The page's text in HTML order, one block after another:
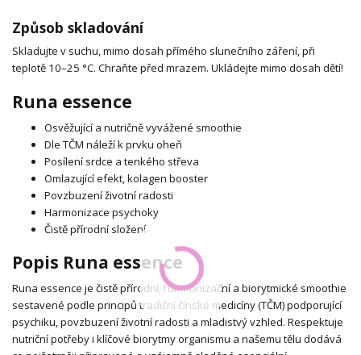
Způsob skladování
Skladujte v suchu, mimo dosah přímého slunečního záření, při
teplotě 10–25 °C. Chraňte před mrazem. Ukládejte mimo dosah dětí!
Runa essence
Osvěžující a nutričně vyvážené smoothie
Dle TČM náleží k prvku oheň
Posílení srdce a tenkého střeva
Omlazující efekt, kolagen booster
Povzbuzení životní radosti
Harmonizace psychoky
Čistě přírodní složení
Popis Runa essence
Runa essence je čistě přírodní, harmonizační a biorytmické smoothie
sestavené podle principů tradiční čínské medicíny (TČM) podporující
psychiku, povzbuzení životní radosti a mladistvý vzhled. Respektuje
nutriční potřeby i klíčové biorytmy organismu a našemu tělu dodává